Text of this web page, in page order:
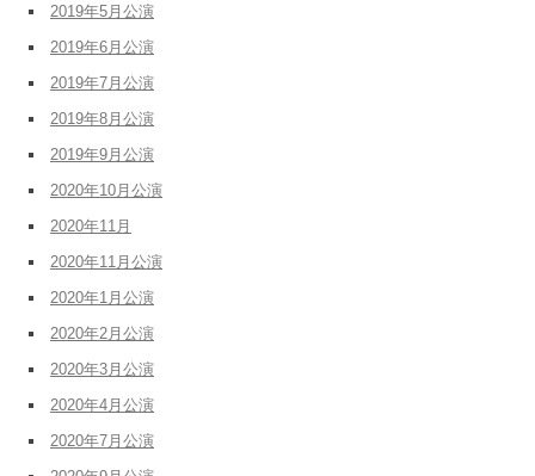
2019年5月公演
2019年6月公演
2019年7月公演
2019年8月公演
2019年9月公演
2020年10月公演
2020年11月
2020年11月公演
2020年1月公演
2020年2月公演
2020年3月公演
2020年4月公演
2020年7月公演